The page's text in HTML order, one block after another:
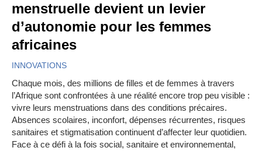
menstruelle devient un levier
d’autonomie pour les femmes
africaines
INNOVATIONS
Chaque mois, des millions de filles et de femmes à travers
l’Afrique sont confrontées à une réalité encore trop peu visible :
vivre leurs menstruations dans des conditions précaires.
Absences scolaires, inconfort, dépenses récurrentes, risques
sanitaires et stigmatisation continuent d’affecter leur quotidien.
Face à ce défi à la fois social, sanitaire et environnemental,